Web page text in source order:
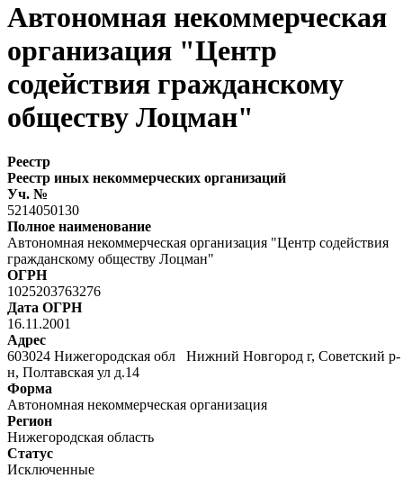
Автономная некоммерческая
организация "Центр
содействия гражданскому
обществу Лоцман"
Реестр
Реестр иных некоммерческих организаций
Уч. №
5214050130
Полное наименование
Автономная некоммерческая организация "Центр содействия
гражданскому обществу Лоцман"
ОГРН
1025203763276
Дата ОГРН
16.11.2001
Адрес
603024 Нижегородская обл Нижний Новгород г, Советский р-
н, Полтавская ул д.14
Форма
Автономная некоммерческая организация
Регион
Нижегородская область
Статус
Исключенные